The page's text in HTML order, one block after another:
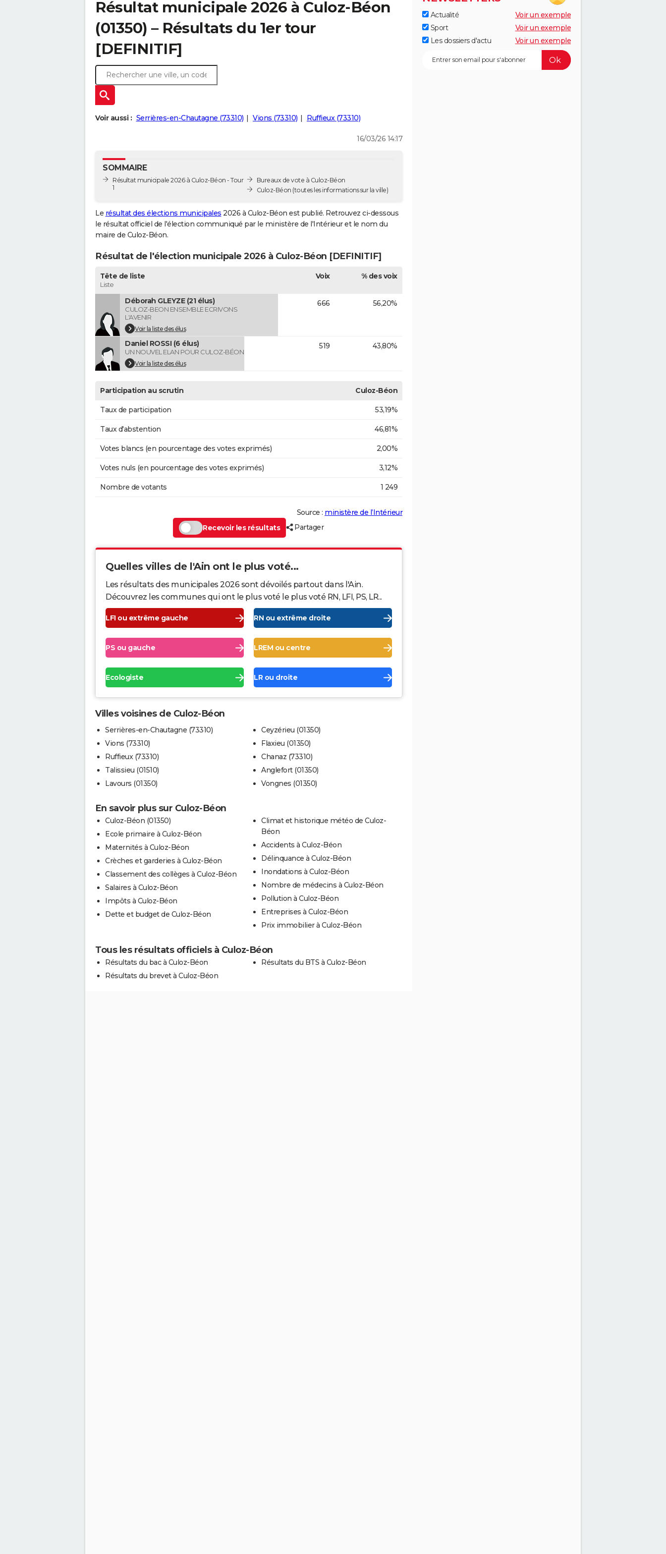
Résultat municipale 2026 à Culoz-Béon
(01350) – Résultats du 1er tour
[DEFINITIF]
Voir aussi : Serrières-en-Chautagne (73310) Vions (73310) Ruffieux (73310)
16/03/26 14:17
SOMMAIRE
Résultat municipale 2026 à Culoz-Béon - Tour
1
Bureaux de vote à Culoz-Béon
Culoz-Béon (toutes les informations sur la ville)
Le résultat des élections municipales 2026 à Culoz-Béon est publié. Retrouvez ci-dessous
le résultat officiel de l'élection communiqué par le ministère de l'Intérieur et le nom du
maire de Culoz-Béon.
Résultat de l'élection municipale 2026 à Culoz-Béon [DEFINITIF]
Tête de liste
Liste
Voix % des voix
Déborah GLEYZE (21 élus)
CULOZ-BEON ENSEMBLE ECRIVONS
L'AVENIR
Voir la liste des élus
666 56,20%
Daniel ROSSI (6 élus)
UN NOUVEL ELAN POUR CULOZ-BÉON
Voir la liste des élus
519 43,80%
Participation au scrutin Culoz-Béon
Taux de participation 53,19%
Taux d'abstention 46,81%
Votes blancs (en pourcentage des votes exprimés) 2,00%
Votes nuls (en pourcentage des votes exprimés) 3,12%
Nombre de votants 1 249
Source : ministère de l’Intérieur
Recevoir les résultats
Partager
Quelles villes de l'Ain ont le plus voté...
Les résultats des municipales 2026 sont dévoilés partout dans l'Ain.
Découvrez les communes qui ont le plus voté le plus voté RN, LFI, PS, LR...
LFI ou extrême gauche RN ou extrême droite
PS ou gauche LREM ou centre
Ecologiste LR ou droite
Villes voisines de Culoz-Béon
Serrières-en-Chautagne (73310)
Vions (73310)
Ruffieux (73310)
Talissieu (01510)
Lavours (01350)
Ceyzérieu (01350)
Flaxieu (01350)
Chanaz (73310)
Anglefort (01350)
Vongnes (01350)
En savoir plus sur Culoz-Béon
Culoz-Béon (01350)
Ecole primaire à Culoz-Béon
Maternités à Culoz-Béon
Crèches et garderies à Culoz-Béon
Classement des collèges à Culoz-Béon
Salaires à Culoz-Béon
Impôts à Culoz-Béon
Dette et budget de Culoz-Béon
Climat et historique météo de Culoz-
Béon
Accidents à Culoz-Béon
Délinquance à Culoz-Béon
Inondations à Culoz-Béon
Nombre de médecins à Culoz-Béon
Pollution à Culoz-Béon
Entreprises à Culoz-Béon
Prix immobilier à Culoz-Béon
Tous les résultats officiels à Culoz-Béon
Résultats du bac à Culoz-Béon
Résultats du brevet à Culoz-Béon
Résultats du BTS à Culoz-Béon
Actualité
Voir un exemple
Sport
Voir un exemple
Les dossiers d'actu
Voir un exemple